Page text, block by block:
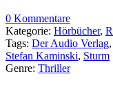
0 Kommentare
Kategorie: Hörbücher,
Tags: Der Audio Verlag,
Stefan Kaminski, Sturm
Genre: Thriller